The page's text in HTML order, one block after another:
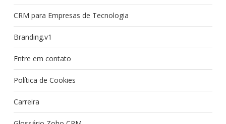
CRM para Empresas de Tecnologia
Branding.v1
Entre em contato
Política de Cookies
Carreira